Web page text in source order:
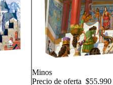
Oferta
Minos
Precio de oferta